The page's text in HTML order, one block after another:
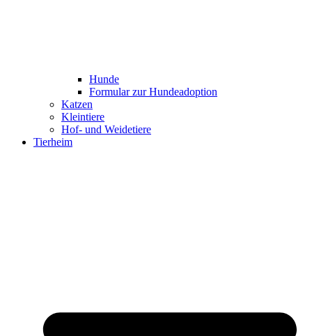
Hunde
Formular zur Hundeadoption
Katzen
Kleintiere
Hof- und Weidetiere
Tierheim